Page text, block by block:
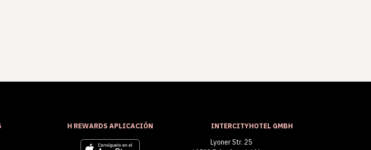
H REWARDS APLICACIÓN
INTERCITYHOTEL GMBH
Lyoner Str. 25